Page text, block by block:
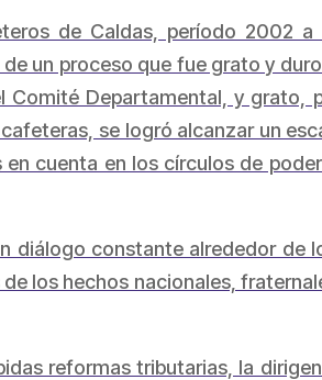
de Caldas, período 2002
un proceso que fue grato y
Departamental, y grato,
se logró alcanzar un
cuenta en los círculos de
diálogo constante alrededor de
los hechos nacionales,
reformas tributarias, la